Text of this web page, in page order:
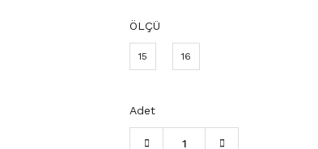
ÖLÇÜ
15 16
Adet